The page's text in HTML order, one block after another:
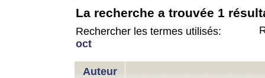
La recherche a trouvée 1
Rechercher les termes utilisés:
oct
Auteur